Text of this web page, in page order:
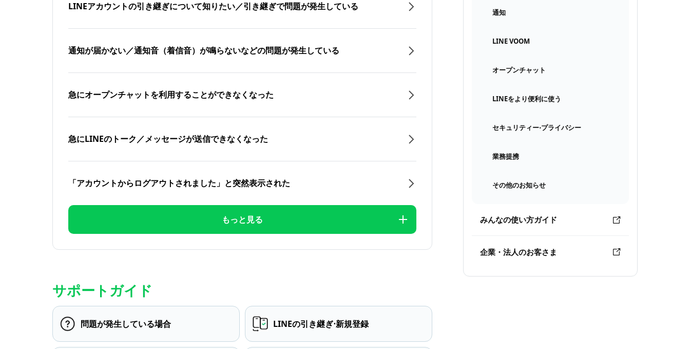
通知
LINE VOOM
オープンチャット
LINEをより便利に使う
セキュリティー⋅プライバシー
業務提携
その他のお知らせ
みんなの使い方ガイド
企業・法人のお客さま
LINEアカウントの引き継ぎについて知りたい／引き継ぎで問題が発生している
通知が届かない／通知音（着信音）が鳴らないなどの問題が発生している
急にオープンチャットを利用することができなくなった
急にLINEのトーク／メッセージが送信できなくなった
「アカウントからログアウトされました」と突然表示された
もっと見る
サポートガイド
問題が発生している場合 LINEの引き継ぎ⋅新規登録